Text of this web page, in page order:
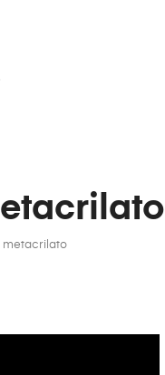
metacrilato